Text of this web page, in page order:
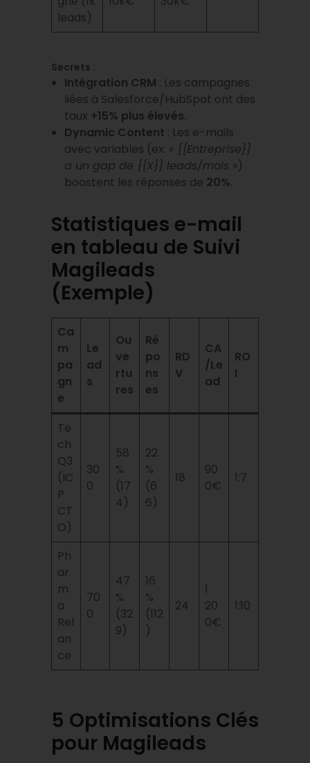
leads)
Secrets :
Intégration CRM : Les campagnes
liées à Salesforce/HubSpot ont des
taux +15% plus élevés.
Dynamic Content : Les e-mails
avec variables (ex: « {{Entreprise}}
a un gap de {{X}} leads/mois »)
boostent les réponses de 20%.
Statistiques e-mail
en tableau de Suivi
Magileads
(Exemple)
Ca
m
pa
gn
e
Le
ad
s
Ou
ve
rtu
res
Ré
po
ns
es
RD
V
CA
/Le
ad
RO
I
Te
ch
Q3
(IC
P
CT
O)
30
0
58
%
(17
4)
22
%
(6
6)
18
90
0€
1:7
Ph
ar
m
a
Rel
an
ce
70
0
47
%
(32
9)
16
%
(112
)
24
1
20
0€
1:10
5 Optimisations Clés
pour Magileads